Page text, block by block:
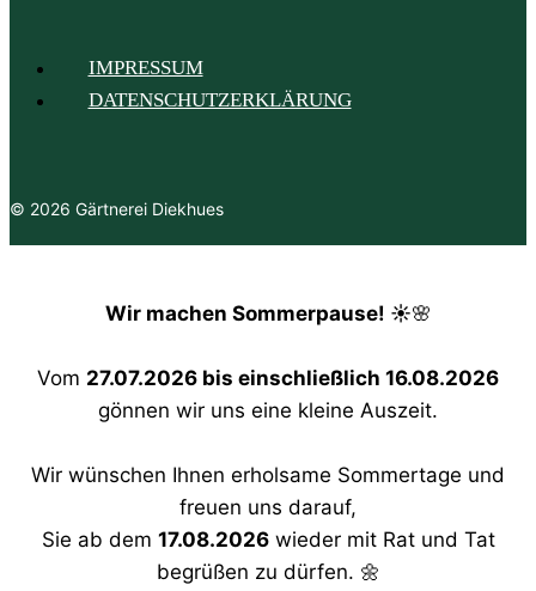
IMPRESSUM
DATENSCHUTZERKLÄRUNG
© 2026 Gärtnerei Diekhues
Wir machen Sommerpause! ☀️🌸
Vom 27.07.2026 bis einschließlich 16.08.2026
gönnen wir uns eine kleine Auszeit.
Wir wünschen Ihnen erholsame Sommertage und
freuen uns darauf,
Sie ab dem 17.08.2026wieder mit Rat und Tat
begrüßen zu dürfen. 🌼